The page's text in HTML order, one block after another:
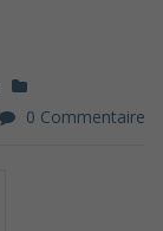
0 Commentaire